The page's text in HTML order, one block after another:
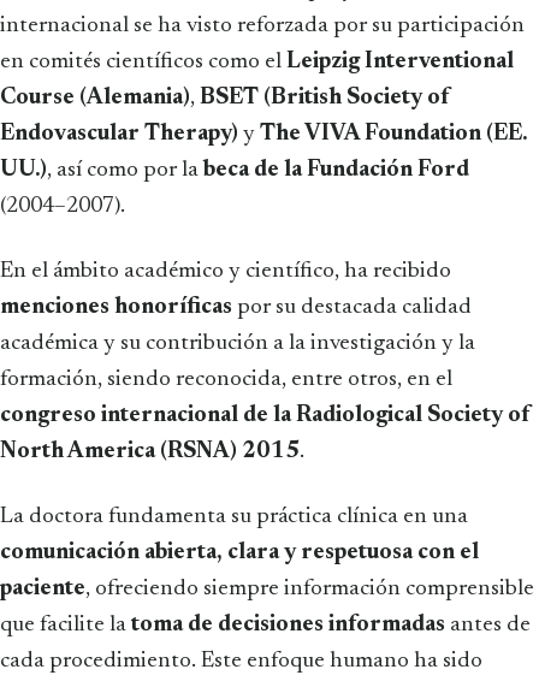
internacional se ha visto reforzada por su participación
en comités científicos como el Leipzig Interventional
Course (Alemania), BSET (British Society of
Endovascular Therapy) y The VIVA Foundation (EE.
UU.), así como por la beca de la Fundación Ford
(2004–2007).
En el ámbito académico y científico, ha recibido
menciones honoríficas por su destacada calidad
académica y su contribución a la investigación y la
formación, siendo reconocida, entre otros, en el
congreso internacional de la Radiological Society of
North America (RSNA) 2015.
La doctora fundamenta su práctica clínica en una
comunicación abierta, clara y respetuosa con el
paciente, ofreciendo siempre información comprensible
que facilite latoma de decisiones informadas antes de
cada procedimiento. Este enfoque humano ha sido